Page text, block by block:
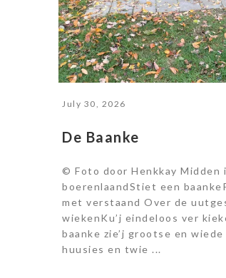
July 30, 2026
De Baanke
© Foto door Henkkay Midden
boerenlaandStiet een
met verstaand Over de
wiekenKu’j eindeloos ver
baanke zie’j grootse en
huusies en twie ...